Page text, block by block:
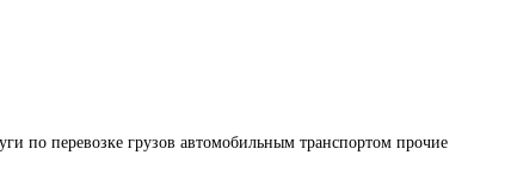
по перевозке грузов автомобильным транспортом прочие